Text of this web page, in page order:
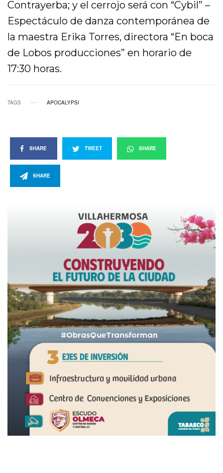
Contrayerba; y el cerrojo será con “Cybil” –
Espectáculo de danza contemporánea de
la maestra Erika Torres, directora “En boca
de Lobos producciones” en horario de
17:30 horas.
TAGS APOCALYPSI
SHARE TWEET SHARE
SHARE